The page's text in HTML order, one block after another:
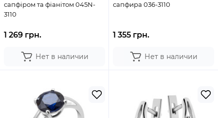
сапфіром та фіанітом 045N-
3110
1 269 грн.
Нет в наличии
сапфира 036-3110
1 355 грн.
Нет в наличии